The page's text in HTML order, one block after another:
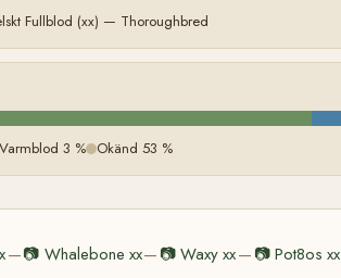
Fullblod (xx) — Thoroughbred
3 % Okänd 53 %
—📷 Whalebone xx— 📷Waxy xx— 📷 Pot8os xx